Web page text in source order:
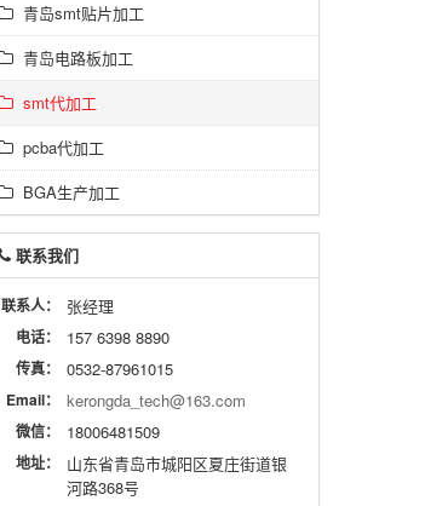
青岛smt贴片加工
青岛电路板加工
smt代加工
pcba代加工
BGA生产加工
联系我们
联系人： 张经理
电话： 157 6398 8890
传真： 0532-87961015
Email： kerongda_tech@163.com
微信： 18006481509
地址：
山东省青岛市城阳区夏庄街道银
河路368号